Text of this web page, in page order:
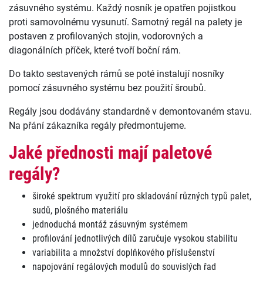
zásuvného systému. Každý nosník je opatřen pojistkou
proti samovolnému vysunutí. Samotný regál na palety je
postaven z profilovaných stojin, vodorovných a
diagonálních příček, které tvoří boční rám.
Do takto sestavených rámů se poté instalují nosníky
pomocí zásuvného systému bez použití šroubů.
Regály jsou dodávány standardně v demontovaném stavu.
Na přání zákazníka regály předmontujeme.
Jaké přednosti mají paletové
regály?
široké spektrum využití pro skladování různých typů palet,
sudů, plošného materiálu
jednoduchá montáž zásuvným systémem
profilování jednotlivých dílů zaručuje vysokou stabilitu
variabilita a množství doplňkového příslušenství
napojování regálových modulů do souvislých řad